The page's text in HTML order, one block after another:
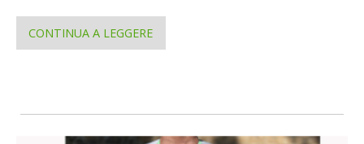
CONTINUA A LEGGERE